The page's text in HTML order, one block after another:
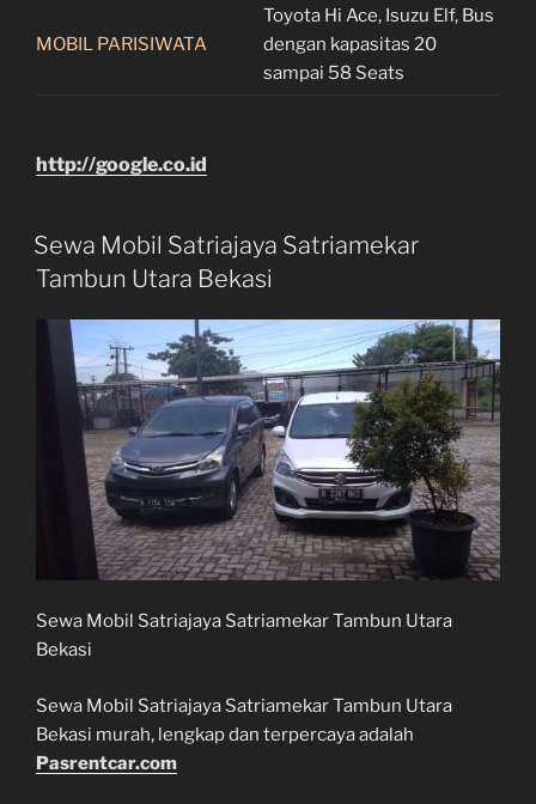
MOBIL PARISIWATA
Toyota Hi Ace, Isuzu Elf, Bus
dengan kapasitas 20
sampai 58 Seats
http://google.co.id
Sewa Mobil Satriajaya Satriamekar
Tambun Utara Bekasi
Sewa Mobil Satriajaya Satriamekar Tambun Utara
Bekasi
Sewa Mobil Satriajaya Satriamekar Tambun Utara
Bekasi murah, lengkap dan terpercaya adalah
Pasrentcar.com